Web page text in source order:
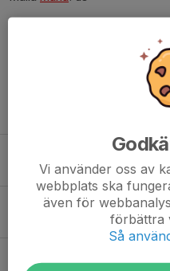
Passa på när du
23 nov 2024 0
Påminnelse
8 jun 2024 0
Vi använder oss av
webbplats ska
även för
förbättra
Så